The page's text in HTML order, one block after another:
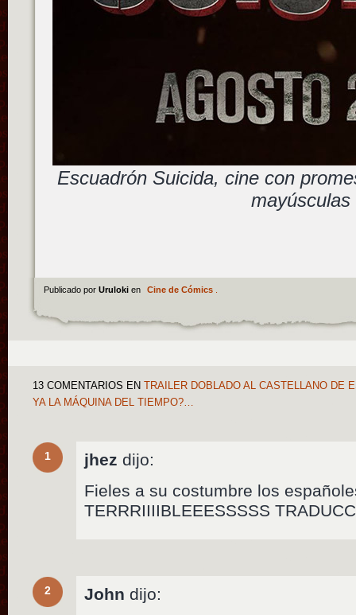
Escuadrón Suicida, cine con
mayúsculas
Publicado por Uruloki en Cine de Cómics.
13 COMENTARIOS EN TRAILER DOBLADO AL CASTELLANO DE
YA LA MÁQUINA DEL TIEMPO?…
1 jhez dijo:
Fieles a su costumbre los
TERRRIIIIBLEEESSSSS
2 John dijo: